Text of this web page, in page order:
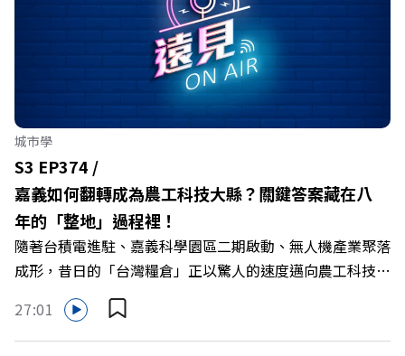
城市學
S3 EP374 /
嘉義如何翻轉成為農工科技大縣？關鍵答案藏在八
年的「整地」過程裡！
隨著台積電進駐、嘉義科學園區二期啟動、無人機產業聚落
成形，昔日的「台灣糧倉」正以驚人的速度邁向農工科技大
縣。在智慧農業、精品農產與「嘉義優鮮」品牌同步升級的
推動下，嘉義縣政府成功打破過往傳統農業縣的侷限，讓返
鄉子弟不僅能「回得來、留得下、活得好」，更為地方累積
27:01